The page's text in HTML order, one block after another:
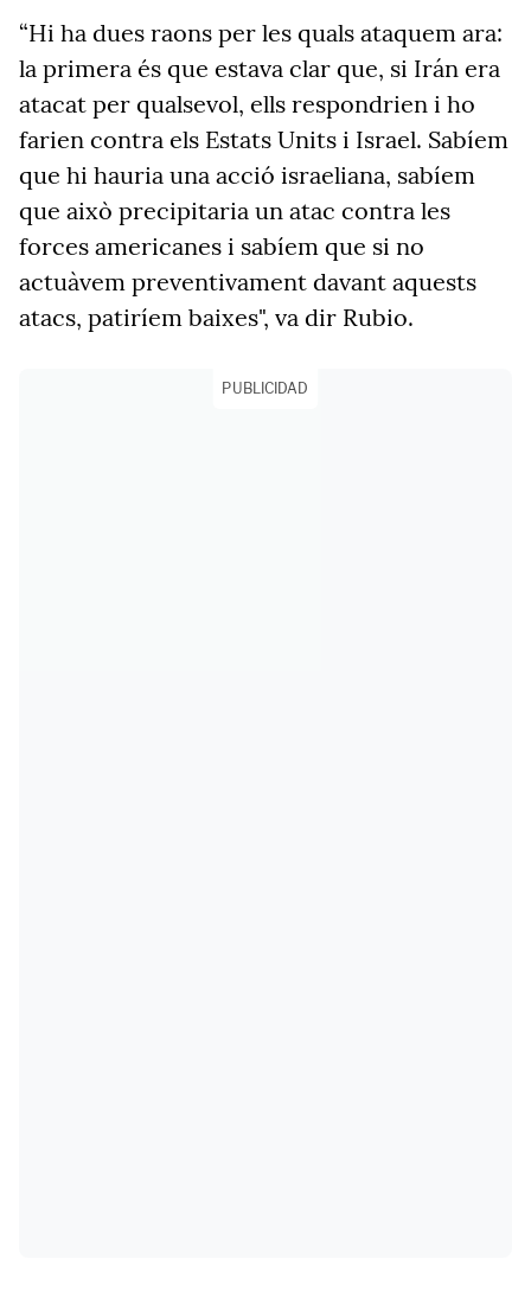
“Hi ha dues raons per les quals ataquem ara:
la primera és que estava clar que, si Irán era
atacat per qualsevol, ells respondrien i ho
farien contra els Estats Units i Israel. Sabíem
que hi hauria una acció israeliana, sabíem
que això precipitaria un atac contra les
forces americanes i sabíem que si no
actuàvem preventivament davant aquests
atacs, patiríem baixes", va dir Rubio.
PUBLICIDAD